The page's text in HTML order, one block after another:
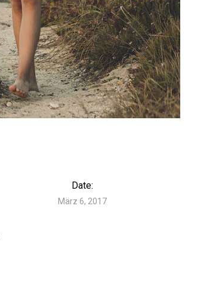
Date:
März 6, 2017